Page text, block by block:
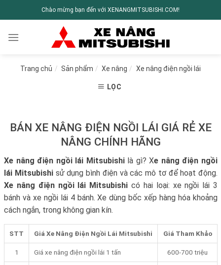
Chào mừng bạn đến với XENANGMITSUBISHI.COM!
Trang chủ / Sản phẩm / Xe nâng / Xe nâng điện ngồi lái
LỌC
BÁN XE NÂNG ĐIỆN NGỒI LÁI GIÁ RẺ XE
NÂNG CHÍNH HÃNG
Xe nâng điện ngồi lái Mitsubishilà gì? Xe nâng điện ngồi
lái Mitsubishi sử dụng bình điện và các mô tơ để hoạt động.
Xe nâng điện ngồi lái Mitsubishi có hai loại: xe ngồi lái 3
bánh và xe ngồi lái 4 bánh. Xe dùng bốc xếp hàng hóa khoảng
cách ngắn, trong không gian kín.
STT Giá Xe Nâng Điện Ngồi Lái Mitsubishi Giá Tham Khảo
1 Giá xe nâng điện ngồi lái 1 tấn 600-700 triệu